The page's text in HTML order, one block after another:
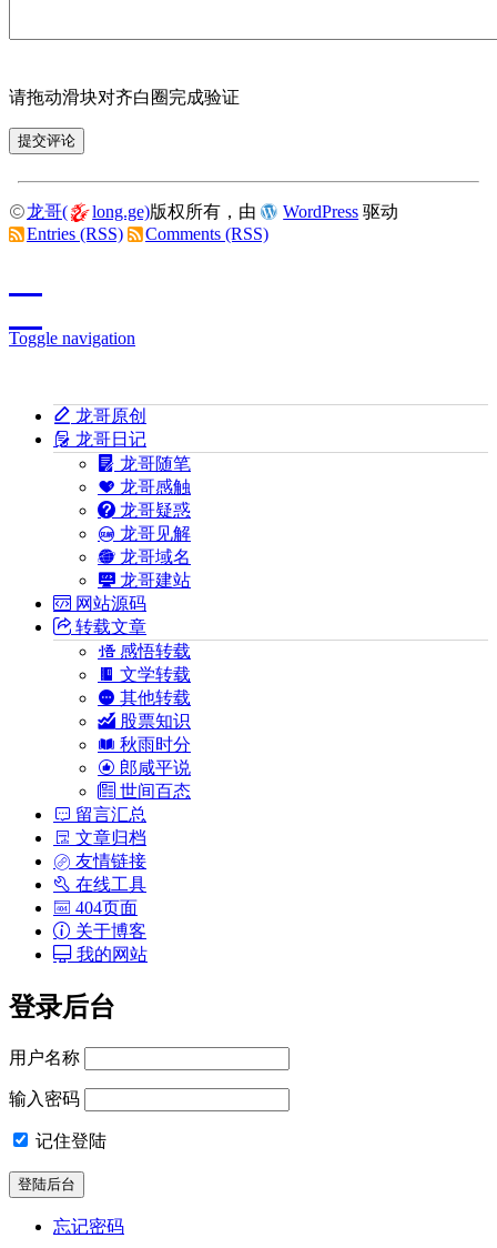
请拖动滑块对齐白圈完成验证
龙哥( long.ge)版权所有，由 WordPress 驱动
Entries (RSS)
Comments (RSS)
Toggle navigation
龙哥原创
龙哥日记
龙哥随笔
龙哥感触
龙哥疑惑
龙哥见解
龙哥域名
龙哥建站
网站源码
转载文章
感悟转载
文学转载
其他转载
股票知识
秋雨时分
郎咸平说
世间百态
留言汇总
文章归档
友情链接
在线工具
404页面
关于博客
我的网站
登录后台
用户名称
输入密码
记住登陆
忘记密码